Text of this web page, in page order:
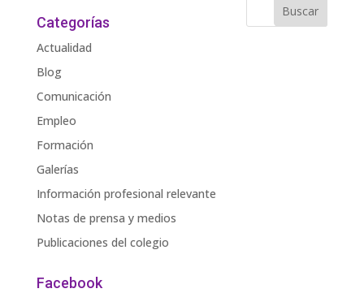
Categorías
Actualidad
Blog
Comunicación
Empleo
Formación
Galerías
Información profesional relevante
Notas de prensa y medios
Publicaciones del colegio
Facebook